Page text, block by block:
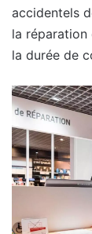
accidentels
la réparation
la durée de